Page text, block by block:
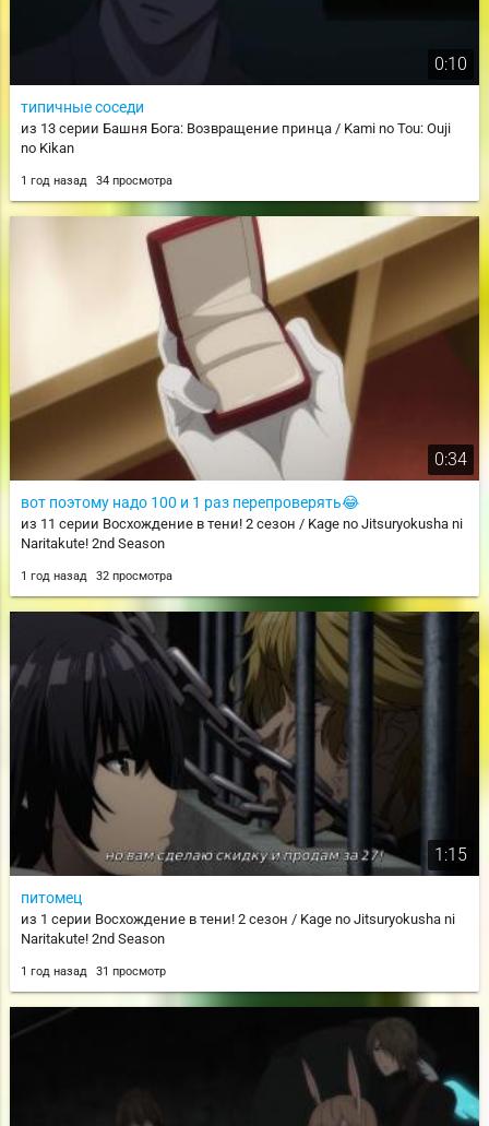
0:10
типичные соседи
из 13 серии Башня Бога: Возвращение принца / Kami no Tou: Ouji
no Kikan
1 год назад 34 просмотра
0:34
вот поэтому надо 100 и 1 раз перепроверять😂
из 11 серии Восхождение в тени! 2 сезон / Kage no Jitsuryokusha ni
Naritakute! 2nd Season
1 год назад 32 просмотра
1:15
питомец
из 1 серии Восхождение в тени! 2 сезон / Kage no Jitsuryokusha ni
Naritakute! 2nd Season
1 год назад 31 просмотр